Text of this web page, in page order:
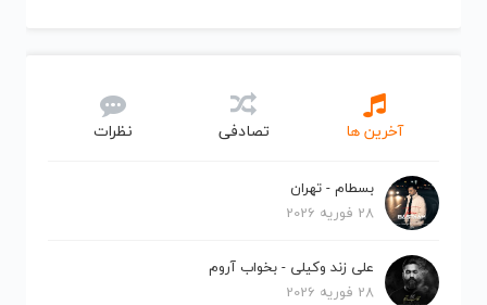
آخرین ها تصادفی نظرات
بسطام - تهران
28 فوریه 2026
علی زند وکیلی - بخواب آروم
28 فوریه 2026